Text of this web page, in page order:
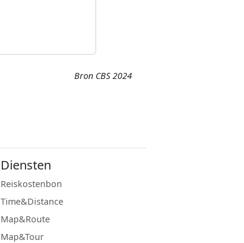
Bron CBS 2024
Diensten
Reiskostenbon
Time&Distance
Map&Route
Map&Tour